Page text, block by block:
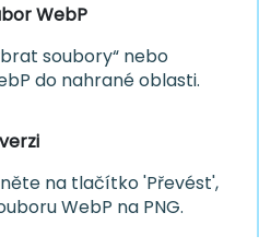
WebP
soubory“ nebo
do nahrané oblasti.
na tlačítko 'Převést',
WebP na PNG.